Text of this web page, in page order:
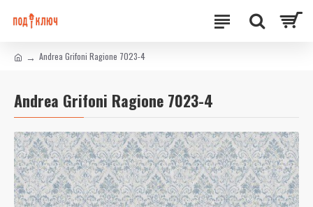
Andrea Grifoni Ragione 7023-4
Andrea Grifoni Ragione 7023-4